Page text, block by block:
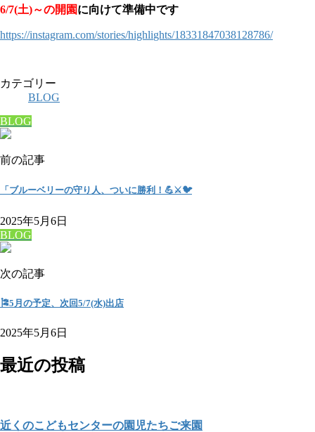
6/7(土)～の開園に向けて準備中です
https://instagram.com/stories/highlights/18331847038128786/
カテゴリー
BLOG
BLOG
前の記事
「ブルーベリーの守り人、ついに勝利！💪⚔️🐦
2025年5月6日
BLOG
次の記事
🎏5月の予定、次回5/7(水)出店
2025年5月6日
最近の投稿
近くのこどもセンターの園児たちご来園